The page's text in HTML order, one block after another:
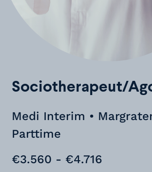
Sociotherapeut/
Medi Interim •
Parttime
€3.560 - €4.716